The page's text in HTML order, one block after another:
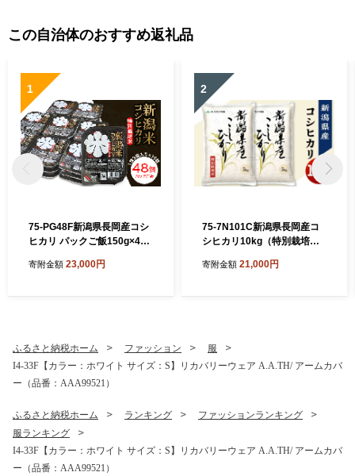
この自治体のおすすめ返礼品
1
75-PG48F新潟県長岡産コシ
ヒカリ パックご飯150g×48
寄附金額 23,000円
2
75-7N101C新潟県長岡産コ
シヒカリ10kg（特別栽培
寄附金額 21,000円
ふるさと納税ホーム ファッション
服
I4-33F【カラー：ホワイト サイズ：S】リカバリーウェア A.A.TH/ アームカバ
ー（品番：AAA99521）
ふるさと納税ホーム ランキング
ファッションランキング
服ランキング
I4-33F【カラー：ホワイト サイズ：S】リカバリーウェア A.A.TH/ アームカバ
ー（品番：AAA99521）